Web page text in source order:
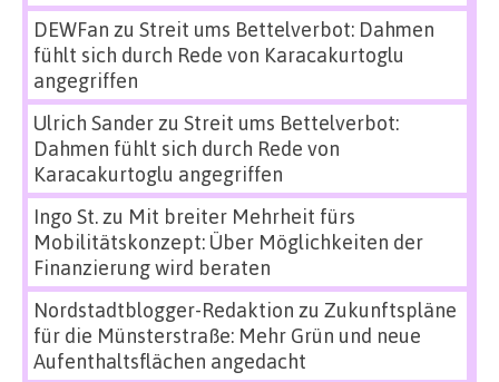
DEWFan zu Streit ums Bettelverbot: Dahmen
fühlt sich durch Rede von Karacakurtoglu
angegriffen
Ulrich Sanderzu Streit ums Bettelverbot:
Dahmen fühlt sich durch Rede von
Karacakurtoglu angegriffen
Ingo St.zu Mit breiter Mehrheit fürs
Mobilitätskonzept: Über Möglichkeiten der
Finanzierung wird beraten
Nordstadtblogger-Redaktion zu Zukunftspläne
für die Münsterstraße: Mehr Grün und neue
Aufenthaltsflächen angedacht